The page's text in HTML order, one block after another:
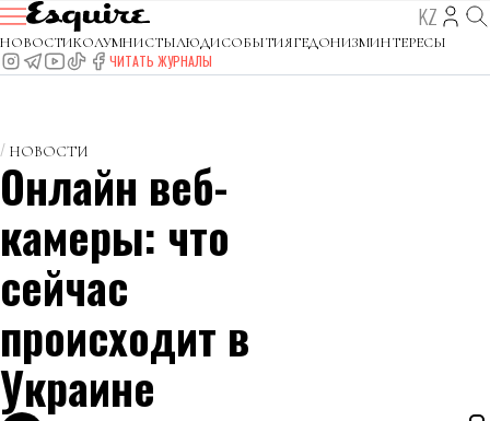
KZ
НОВОСТИКОЛУМНИСТЫЛЮДИСОБЫТИЯГЕДОНИЗМИНТЕРЕСЫ
ЧИТАТЬ ЖУРНАЛЫ
НОВОСТИ
Онлайн веб-
камеры: что
сейчас
происходит в
Украине